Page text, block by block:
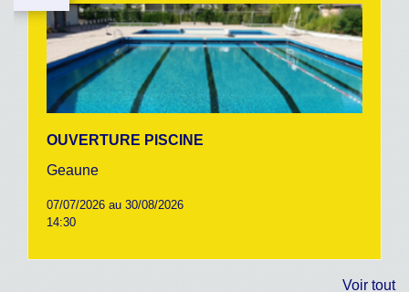
OUVERTURE PISCINE
Geaune
07/07/2026 au 30/08/2026
14:30
Voir tout